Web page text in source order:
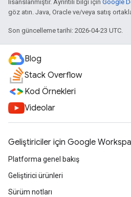
lisanslanmıştır. Ayrıntılı bilgi için Google
göz atın. Java, Oracle ve/veya satış
Son güncelleme tarihi: 2026-04-23 UTC.
Blog
Stack Overflow
Kod Örnekleri
Videolar
Geliştiriciler için Google
Platforma genel bakış
Geliştirici ürünleri
Sürüm notları